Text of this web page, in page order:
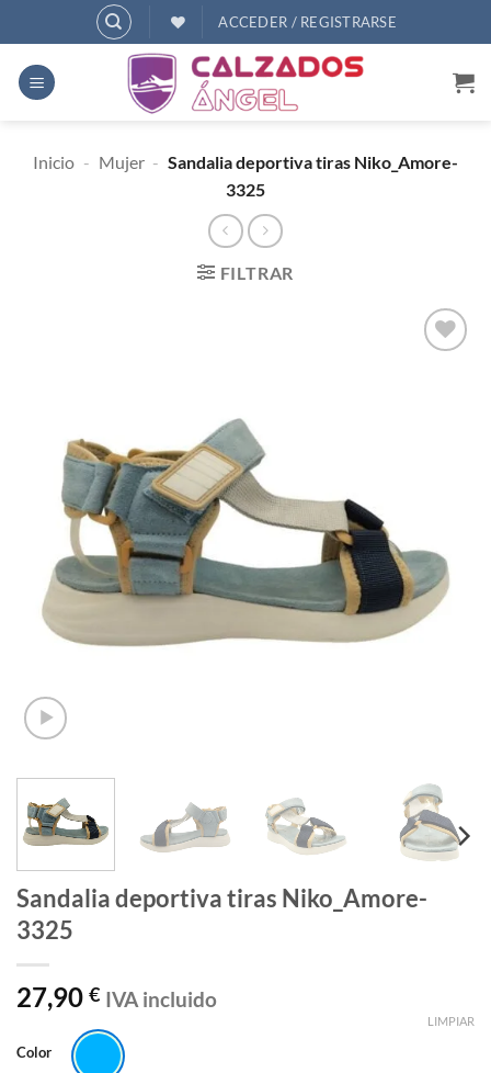
al
contenido
ACCEDER / REGISTRARSE
Inicio - Mujer - Sandalia deportiva tiras Niko_Amore-
3325
FILTRAR
Sandalia deportiva tiras Niko_Amore-
3325
27,90 € IVA incluido
Color
LIMPIAR